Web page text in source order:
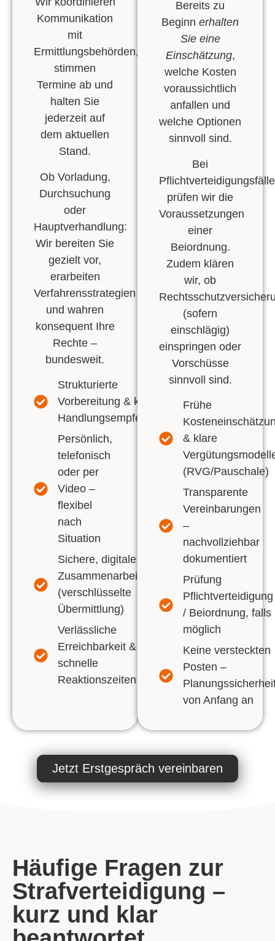
Kommunikation
mit
Ermittlungsbehörden,
stimmen
Termine ab und
halten Sie
jederzeit auf
dem aktuellen
Stand.
Ob Vorladung,
Durchsuchung
oder
Hauptverhandlung:
Wir bereiten Sie
gezielt vor,
erarbeiten
Verfahrensstrategien
und wahren
konsequent Ihre
Rechte –
bundesweit.
Strukturierte
Vorbereitung & klare
Handlungsempfehlungen
Persönlich,
telefonisch
oder per
Video –
flexibel
nach
Situation
Sichere, digitale
Zusammenarbeit
(verschlüsselte
Übermittlung)
Verlässliche
Erreichbarkeit &
schnelle
Reaktionszeiten
Bereits zu
Beginn erhalten
Sie eine
Einschätzung,
welche Kosten
voraussichtlich
anfallen und
welche Optionen
sinnvoll sind.
Bei
prüfen wir die
Voraussetzungen
einer
Beiordnung.
Zudem klären
wir, ob
(sofern
einschlägig)
einspringen oder
Vorschüsse
sinnvoll sind.
Frühe
& klare
(RVG/Pauschale)
Transparente
Vereinbarungen
–
nachvollziehbar
dokumentiert
Prüfung
Pflichtverteidigung
/ Beiordnung, falls
möglich
Keine versteckten
Posten –
von Anfang an
Jetzt Erstgespräch vereinbaren
Häufige Fragen zur
Strafverteidigung –
kurz und klar